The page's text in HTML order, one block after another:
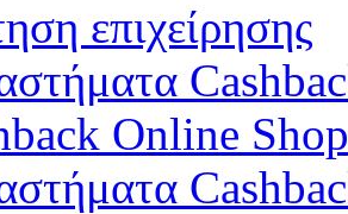
επιχείρησης
Online